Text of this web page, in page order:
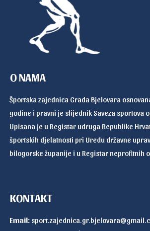
O NAMA
Športska zajednica Grada Bjelovara
godine i pravni je slijednik Saveza sportova
Upisana je u Registar udruga Republike
športskih djelatnosti pri Uredu državne
bilogorske županije i u Registar neprofitnih
KONTAKT
Email: